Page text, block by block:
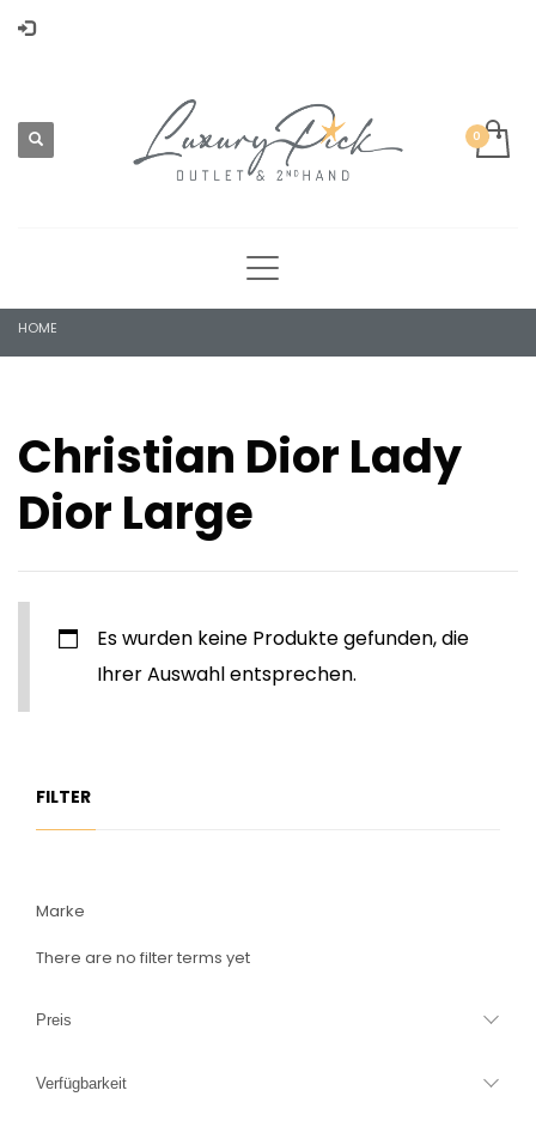
HOME
Christian Dior Lady
Dior Large
Es wurden keine Produkte gefunden, die
Ihrer Auswahl entsprechen.
FILTER
Marke
There are no filter terms yet
Preis
Verfügbarkeit